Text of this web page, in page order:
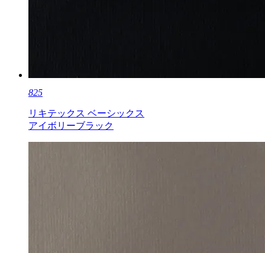
825
リキテックス ベーシックス
アイボリーブラック